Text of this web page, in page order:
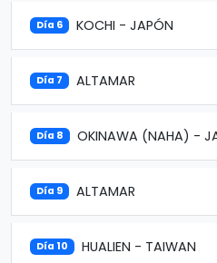
Día 6 KOCHI - JAPÓN
Día 7 ALTAMAR
Día 8 OKINAWA (NAHA) -
Día 9 ALTAMAR
Día 10 HUALIEN - TAIWAN